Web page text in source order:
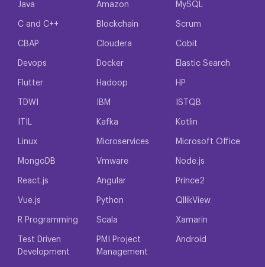
Java Amazon MySQL
C and C++ Blockchain Scrum
CBAP Cloudera Cobit
Devops Docker Elastic Search
Flutter Hadoop HP
TDWI IBM ISTQB
ITIL Kafka Kotlin
Linux Microservices Microsoft Office
MongoDB Vmware Node.js
React.js Angular Prince2
Vue.js Python QllikView
R Programming Scala Xamarin
Test Driven
Development
PMI Project
Management
Android